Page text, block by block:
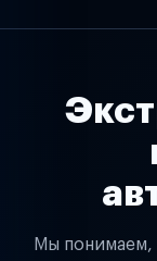
Мы понимаем,